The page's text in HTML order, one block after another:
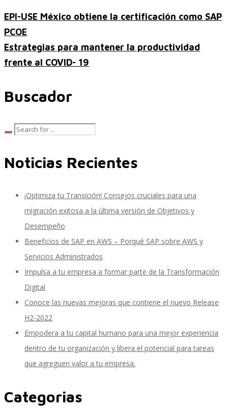
Firma Electrónica con DocuSign
Soporte SuccessFactors
SAP Time and Attendance
EPI-USE México obtiene la certificación como SAP
PCOE
Estrategias para mantener la productividad
frente al COVID- 19
Buscador
Noticias Recientes
¡Optimiza tu Transición! Consejos cruciales para una
migración exitosa a la última versión de Objetivos y
Desempeño
Beneficios de SAP en AWS – Porqué SAP sobre AWS y
Servicios Administrados
Impulsa a tu empresa a formar parte de la Transformación
Digital
Conoce las nuevas mejoras que contiene el nuevo Release
H2-2022
Empodera a tu capital humano para una mejor experiencia
dentro de tu organización y libera el potencial para tareas
que agreguen valor a tu empresa.
Categorias